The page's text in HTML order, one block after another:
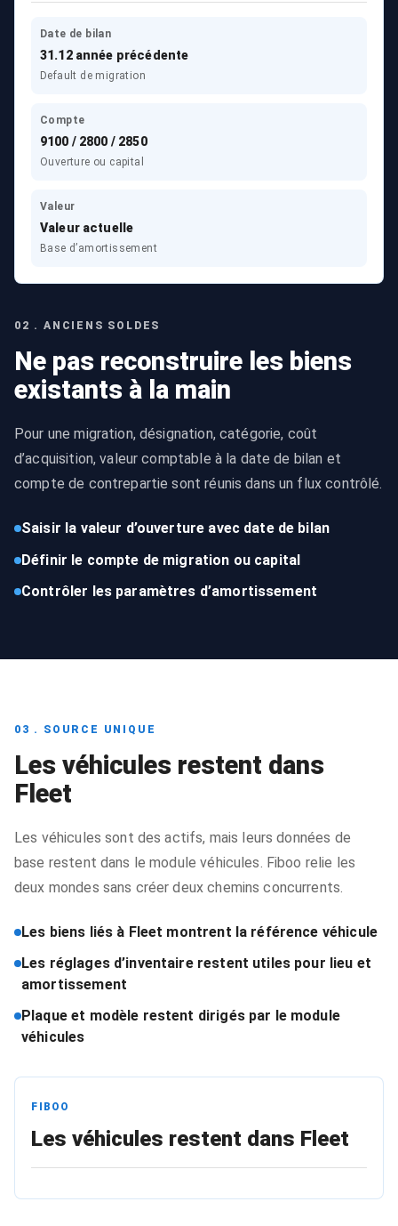
02 . ANCIENS SOLDES
Ne pas reconstruire les biens
existants à la main
Pour une migration, désignation, catégorie, coût
d’acquisition, valeur comptable à la date de bilan et
compte de contrepartie sont réunis dans un flux contrôlé.
Saisir la valeur d’ouverture avec date de bilan
Définir le compte de migration ou capital
Contrôler les paramètres d’amortissement
Date de bilan
31.12 année précédente
Default de migration
Compte
9100 / 2800 / 2850
Ouverture ou capital
Valeur
Valeur actuelle
Base d’amortissement
03 . SOURCE UNIQUE
Les véhicules restent dans
Fleet
Les véhicules sont des actifs, mais leurs données de
base restent dans le module véhicules. Fiboo relie les
deux mondes sans créer deux chemins concurrents.
Les biens liés à Fleet montrent la référence véhicule
Les réglages d’inventaire restent utiles pour lieu et
amortissement
Plaque et modèle restent dirigés par le module
véhicules
FIBOO
Les véhicules restent dans Fleet